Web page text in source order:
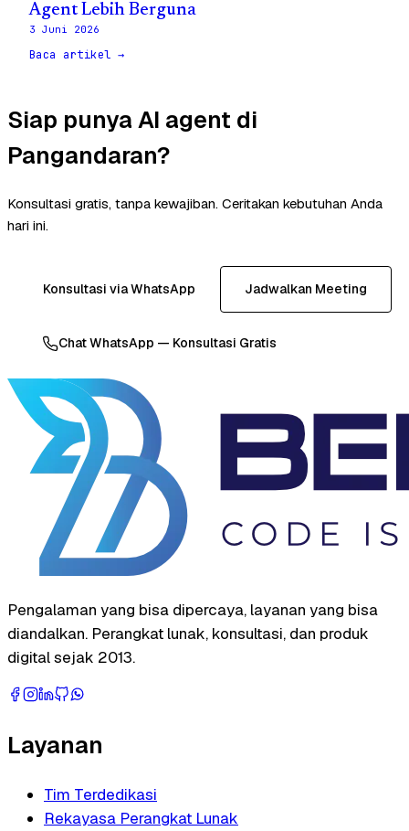
Agent Lebih Berguna
3 Juni 2026
Baca artikel →
Siap punya AI agent di
Pangandaran?
Konsultasi gratis, tanpa kewajiban. Ceritakan kebutuhan Anda
hari ini.
Konsultasi via WhatsApp Jadwalkan Meeting
Chat WhatsApp — Konsultasi Gratis
Pengalaman yang bisa dipercaya, layanan yang bisa
diandalkan. Perangkat lunak, konsultasi, dan produk
digital sejak 2013.
Layanan
Tim Terdedikasi
Rekayasa Perangkat Lunak